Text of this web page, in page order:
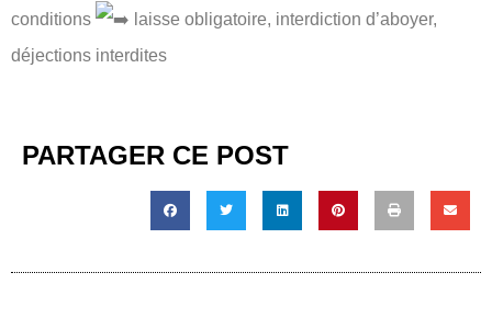
conditions
laisse obligatoire, interdiction d’aboyer,
déjections interdites
PARTAGER CE POST